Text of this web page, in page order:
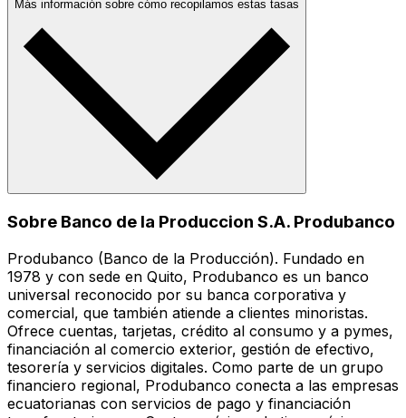
Más información sobre cómo recopilamos estas tasas
Sobre Banco de la Produccion S.A. Produbanco
Produbanco (Banco de la Producción). Fundado en
1978 y con sede en Quito, Produbanco es un banco
universal reconocido por su banca corporativa y
comercial, que también atiende a clientes minoristas.
Ofrece cuentas, tarjetas, crédito al consumo y a pymes,
financiación al comercio exterior, gestión de efectivo,
tesorería y servicios digitales. Como parte de un grupo
financiero regional, Produbanco conecta a las empresas
ecuatorianas con servicios de pago y financiación